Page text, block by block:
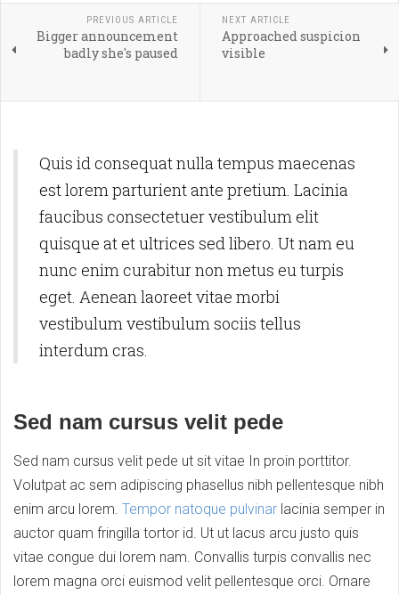
PREVIOUS ARTICLE
Bigger announcement
badly she's paused
NEXT ARTICLE
Approached suspicion
visible
Quis id consequat nulla tempus maecenas
est lorem parturient ante pretium. Lacinia
faucibus consectetuer vestibulum elit
quisque at et ultrices sed libero. Ut nam eu
nunc enim curabitur non metus eu turpis
eget. Aenean laoreet vitae morbi
vestibulum vestibulum sociis tellus
interdum cras.
Sed nam cursus velit pede
Sed nam cursus velit pede ut sit vitae In proin porttitor.
Volutpat ac sem adipiscing phasellus nibh pellentesque nibh
enim arcu lorem. Tempor natoque pulvinar lacinia semper in
auctor quam fringilla tortor id. Ut ut lacus arcu justo quis
vitae congue dui lorem nam. Convallis turpis convallis nec
lorem magna orci euismod velit pellentesque orci. Ornare